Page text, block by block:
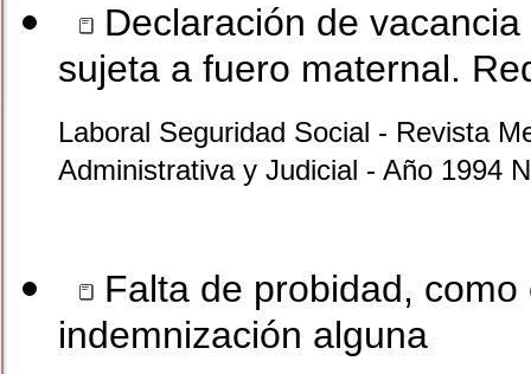
Declaración de
sujeta a fuero maternal.
Laboral Seguridad Social - Revista
Administrativa y Judicial - Año 1994
Falta de probidad,
indemnización alguna